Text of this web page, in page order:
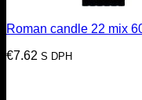
Roman candle 22 mix
€7.62 S DPH